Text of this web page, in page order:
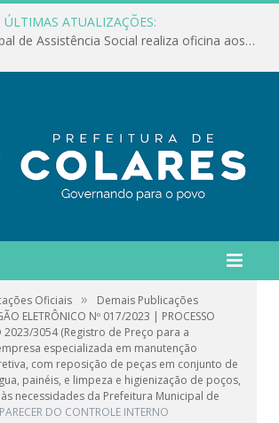
ÚLTIMAS ATUALIZAÇÕES:
Conselho Municipal de Assistência Social realiza oficina aos servidores
Oficiais »
Demais Publicações
ELETRÔNICO Nº 017/2023 | PROCESSO
2023/3054 (Registro de Preço para a
especializada em manutenção
com reposição de peças em conjunto de
painéis, e limpeza e higienização de poços,
necessidades da Prefeitura Municipal de
PARECER DO CONTROLE INTERNO